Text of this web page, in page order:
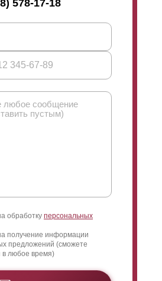
578-17-18
обработку персональных
получение информации
предложений (сможете
в любое время)